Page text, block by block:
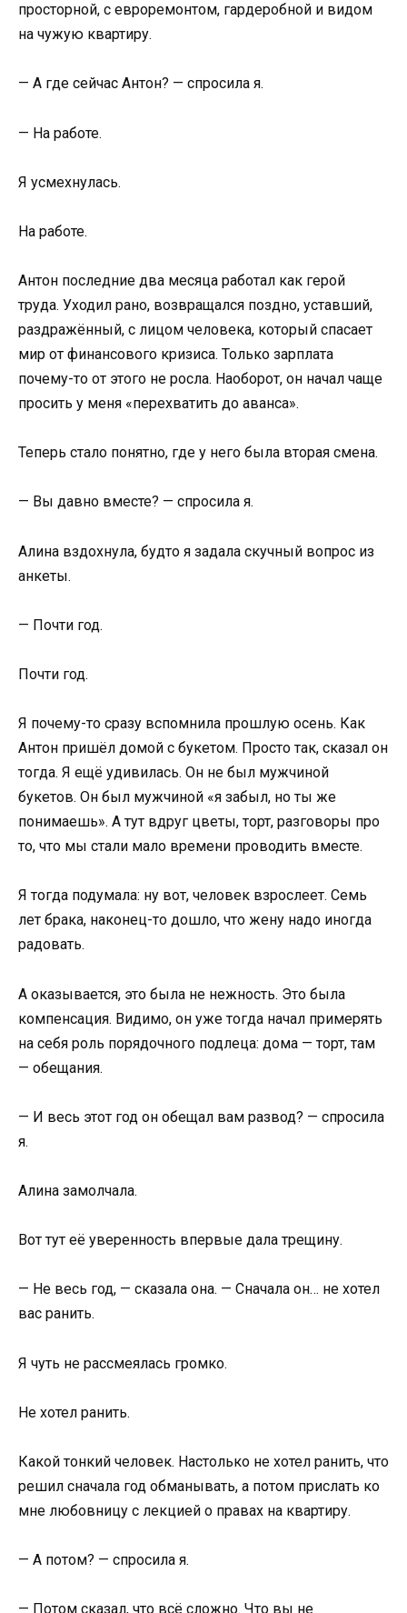
просторной, с евроремонтом, гардеробной и видом
на чужую квартиру.
— А где сейчас Антон? — спросила я.
— На работе.
Я усмехнулась.
На работе.
Антон последние два месяца работал как герой
труда. Уходил рано, возвращался поздно, уставший,
раздражённый, с лицом человека, который спасает
мир от финансового кризиса. Только зарплата
почему-то от этого не росла. Наоборот, он начал чаще
просить у меня «перехватить до аванса».
Теперь стало понятно, где у него была вторая смена.
— Вы давно вместе? — спросила я.
Алина вздохнула, будто я задала скучный вопрос из
анкеты.
— Почти год.
Почти год.
Я почему-то сразу вспомнила прошлую осень. Как
Антон пришёл домой с букетом. Просто так, сказал он
тогда. Я ещё удивилась. Он не был мужчиной
букетов. Он был мужчиной «я забыл, но ты же
понимаешь». А тут вдруг цветы, торт, разговоры про
то, что мы стали мало времени проводить вместе.
Я тогда подумала: ну вот, человек взрослеет. Семь
лет брака, наконец-то дошло, что жену надо иногда
радовать.
А оказывается, это была не нежность. Это была
компенсация. Видимо, он уже тогда начал примерять
на себя роль порядочного подлеца: дома — торт, там
— обещания.
— И весь этот год он обещал вам развод? — спросила
я.
Алина замолчала.
Вот тут её уверенность впервые дала трещину.
— Не весь год, — сказала она. — Сначала он… не хотел
вас ранить.
Я чуть не рассмеялась громко.
Не хотел ранить.
Какой тонкий человек. Настолько не хотел ранить, что
решил сначала год обманывать, а потом прислать ко
мне любовницу с лекцией о правах на квартиру.
— А потом? — спросила я.
— Потом сказал, что всё сложно. Что вы не